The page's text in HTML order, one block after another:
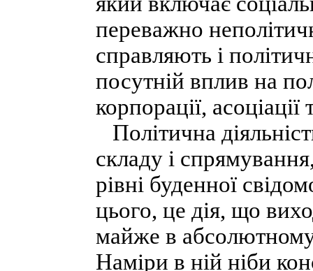
переважно
справляють і
посутній вплив на
корпорації,
Політична
складу і
рівні буденної
цього, це дія, що
майже в абсолютному
Наміри в ній ніби